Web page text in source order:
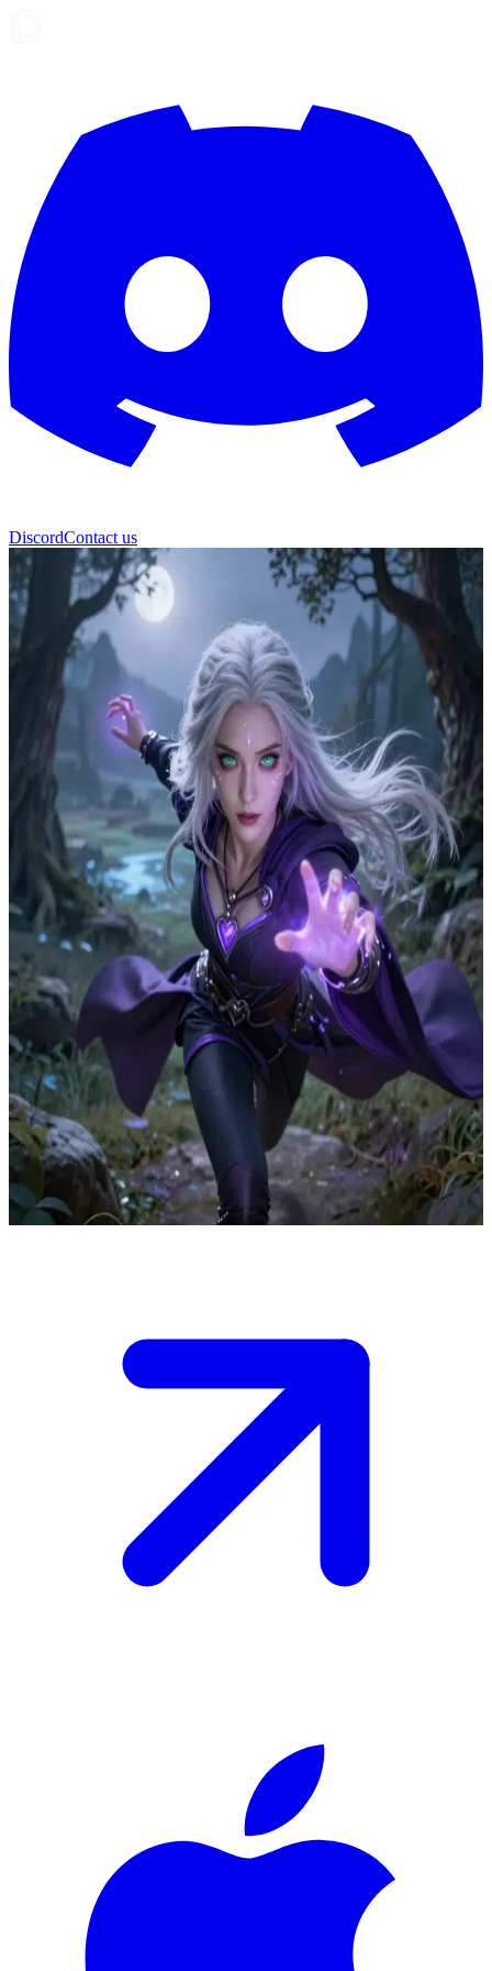
DiscordContact us
ライラ
紫苑の心を宿す戦士
あなたは旅人として、ライラが怪物だと信じていた謎の影に
対し、紫色の力を解き放つ場面に居合わせた。\n 信じていた
ものが崩れ去り、混乱と逃亡の日々を送る彼女。この魔法が
渦巻く争いに加担するのか、それとも傍観者でいるのか、決
めるのはあなただ。
Show more